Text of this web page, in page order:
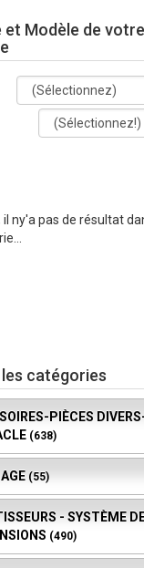
et Modèle de votre
il ny'a pas de résultat
catégories
PIÈCES
(638)
(55)
- SYSTÈME
(490)